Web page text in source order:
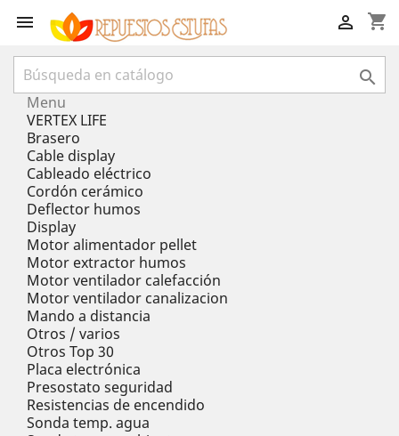
 shopping_cart


Menu
VERTEX LIFE
Brasero
Cable display
Cableado eléctrico
Cordón cerámico
Deflector humos
Display
Motor alimentador pellet
Motor extractor humos
Motor ventilador calefacción
Motor ventilador canalizacion
Mando a distancia
Otros / varios
Otros Top 30
Placa electrónica
Presostato seguridad
Resistencias de encendido
Sonda temp. agua